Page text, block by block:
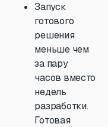
Запуск
готового
решения
меньше чем
за пару
часов вместо
недель
разработки.
Готовая